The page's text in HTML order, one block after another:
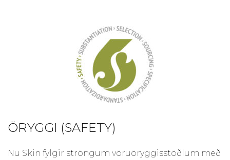
ÖRYGGI (SAFETY)
Nu Skin fylgir ströngum vöruöryggisstöðlum með